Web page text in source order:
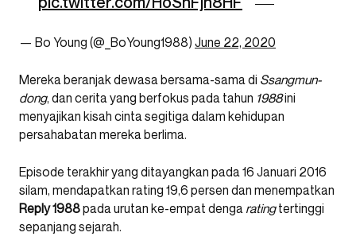
— Bo Young (@_BoYoung1988) June 22, 2020
Mereka beranjak dewasa bersama-sama di Ssangmun-
dong, dan cerita yang berfokus pada tahun 1988ini
menyajikan kisah cinta segitiga dalam kehidupan
persahabatan mereka berlima.
Episode terakhir yang ditayangkan pada 16 Januari 2016
silam, mendapatkan rating 19,6 persen dan menempatkan
Reply 1988pada urutan ke-empat denga ratingtertinggi
sepanjang sejarah.